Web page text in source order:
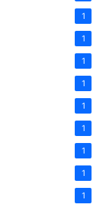
1
1
1
1
1
1
1
1
1